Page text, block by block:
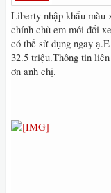
Liberty nhập khẩu màu
chính chủ em mới đổi
có thể sử dụng ngay
32.5 triệu.Thông tin
ơn anh chị.